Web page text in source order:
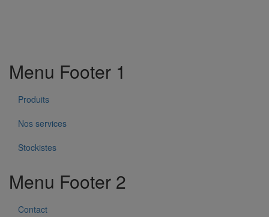
Menu Footer 1
Produits
Nos services
Stockistes
Menu Footer 2
Contact